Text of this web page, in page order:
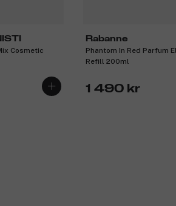
Cosmetic
Rabanne
Phantom In Red Parfum
Refill 200ml
1 490 kr